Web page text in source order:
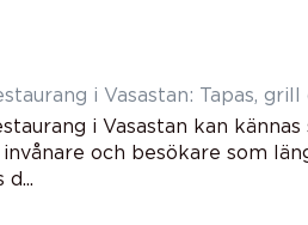
i Vasastan: Tapas,
i Vasastan kan
och besökare som